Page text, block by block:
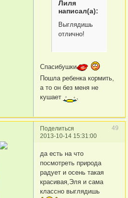
Лиля
написал(а):
Выглядишь
отлично!
Спасибушки
Пошла ребенка кормить,
а то он без меня не
кушает
Поделиться
49
2013-10-14 15:31:00
да есть на что
посмотреть природа
радует и осень такая
красивая,Эля и сама
классно выглядишь